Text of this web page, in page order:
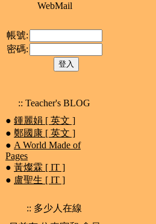
WebMail
帳號:
密碼:
:: Teacher's BLOG
● 鍾麗娟 [ 英文 ]
● 鄭國康 [ 英文 ]
● A World Made of
Pages
● 黃燦霖 [ IT ]
● 盧聖生 [ IT ]
:: 多少人在線